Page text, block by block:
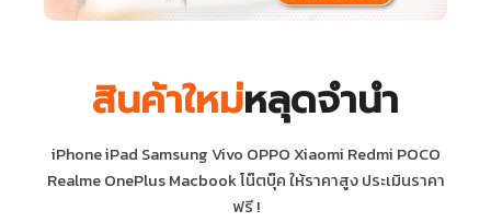
สินค้าใหม่หลุดจำนำ
iPhone iPad Samsung Vivo OPPO Xiaomi Redmi POCO
Realme OnePlus Macbook โน๊ตบุ๊ค ให้ราคาสูง ประเมินราคา
ฟรี !